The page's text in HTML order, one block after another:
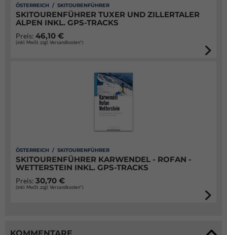
ÖSTERREICH / SKITOURENFÜHRER
SKITOURENFÜHRER TUXER UND ZILLERTALER
ALPEN INKL. GPS-TRACKS
Preis: 46,10 €
(inkl. MwSt. zzgl. Versandkosten*)
ÖSTERREICH / SKITOURENFÜHRER
SKITOURENFÜHRER KARWENDEL - ROFAN -
WETTERSTEIN INKL. GPS-TRACKS
Preis: 30,70 €
(inkl. MwSt. zzgl. Versandkosten*)
KOMMENTARE